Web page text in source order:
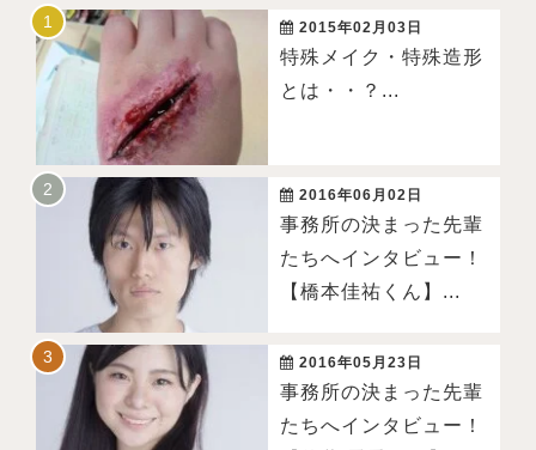
2015年02月03日
特殊メイク・特殊造形
とは・・？...
2016年06月02日
事務所の決まった先輩
たちへインタビュー！
【橋本佳祐くん】...
2016年05月23日
事務所の決まった先輩
たちへインタビュー！